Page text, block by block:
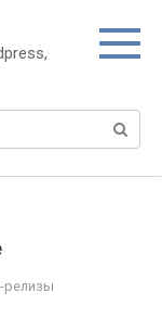
релизы